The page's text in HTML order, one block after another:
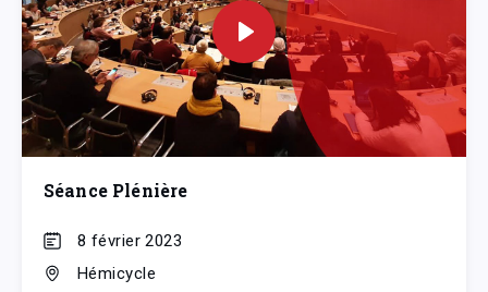
Séance Plénière
8 février 2023
Hémicycle